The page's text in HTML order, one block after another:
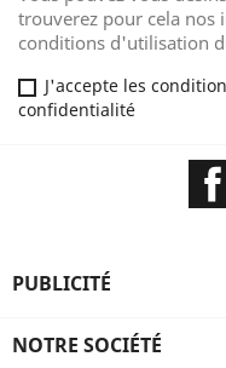
trouverez pour cela nos
conditions d'utilisation
J'accepte les
confidentialité
PUBLICITÉ
NOTRE SOCIÉTÉ